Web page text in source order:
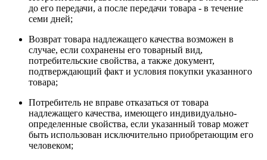
до его передачи, а после передачи товара - в течение
семи дней;
Возврат товара надлежащего качества возможен в
случае, если сохранены его товарный вид,
потребительские свойства, а также документ,
подтверждающий факт и условия покупки указанного
товара;
Потребитель не вправе отказаться от товара
надлежащего качества, имеющего индивидуально-
определенные свойства, если указанный товар может
быть использован исключительно приобретающим его
человеком;